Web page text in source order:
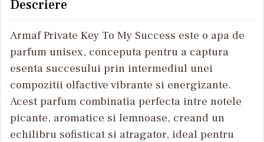
Descriere
Armaf Private Key To My Success este o apa de
parfum unisex, conceputa pentru a captura
esenta succesului prin intermediul unei
compozitii olfactive vibrante si energizante.
Acest parfum combinatia perfecta intre notele
picante, aromatice si lemnoase, creand un
echilibru sofisticat si atragator, ideal pentru